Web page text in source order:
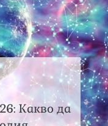
Какво да